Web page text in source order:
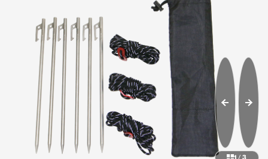
SEARCH
# GROUP
ツーリング
コラボレーション 粋 1 /3